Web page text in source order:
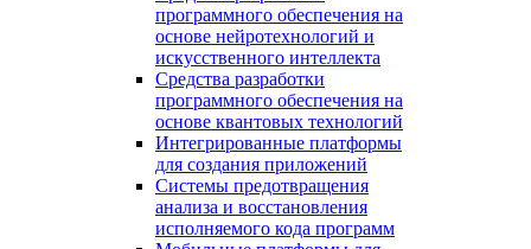
программного обеспечения на
основе нейротехнологий и
искусственного интеллекта
Средства разработки
программного обеспечения на
основе квантовых технологий
Интегрированные платформы
для создания приложений
Системы предотвращения
анализа и восстановления
исполняемого кода программ